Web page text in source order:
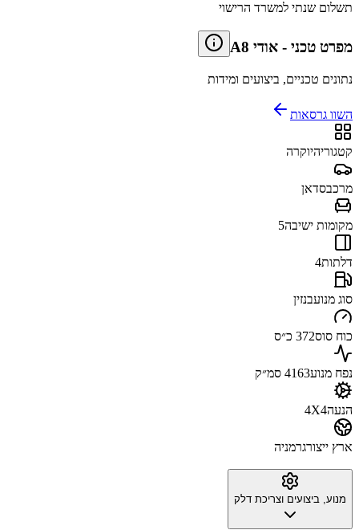
תשלום שנתי למשרד הרישוי
מפרט טכני - אודי A8
נתונים טכניים, ביצועים ומידות
השוו גרסאות
קטגוריהיוקרה
מרכבסדאן
מקומות ישיבה5
דלתות4
סוג מנועבנזין
כוח סוס372 כ״ס
נפח מנוע4163 סמ״ק
הנעה4X4
ארץ ייצורגרמניה
מנוע, ביצועים וצריכת דלק